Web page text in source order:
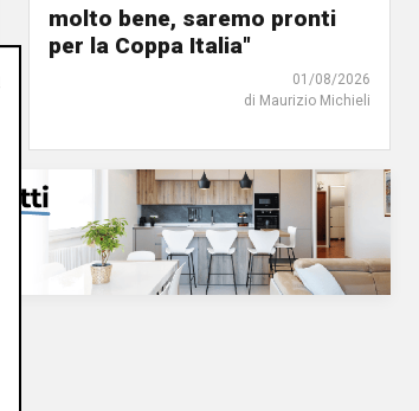
molto bene, saremo pronti
per la Coppa Italia"
01/08/2026
di Maurizio Michieli